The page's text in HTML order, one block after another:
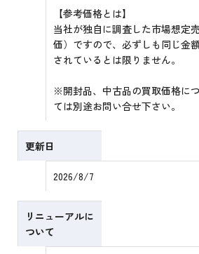
【参考価格とは】
当社が独自に調査した市場想定
価）ですので、必ずしも同じ金
されているとは限りません。
※開封品、中古品の買取価格に
ては別途お問い合せ下さい。
更新日
2026/8/7
リニューアルに
ついて